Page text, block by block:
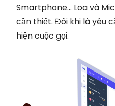
Smartphone… Loa và
cần thiết. Đôi khi là yêu
hiện cuộc gọi.